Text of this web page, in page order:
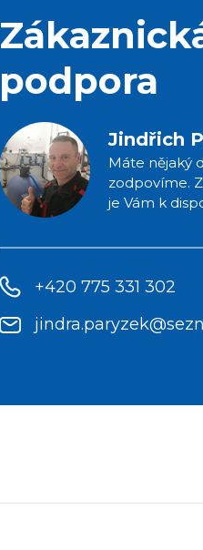
podpora
Jindřich
Máte nějaký
zodpovíme.
je Vám k
+420 775 331 302